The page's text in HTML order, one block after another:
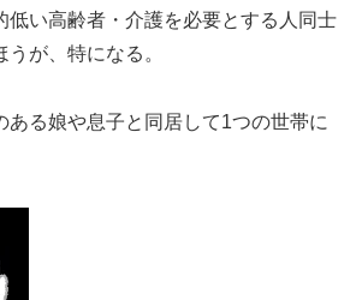
い高齢者・介護を必要とする人同士
が、特になる。
る娘や息子と同居して1つの世帯に